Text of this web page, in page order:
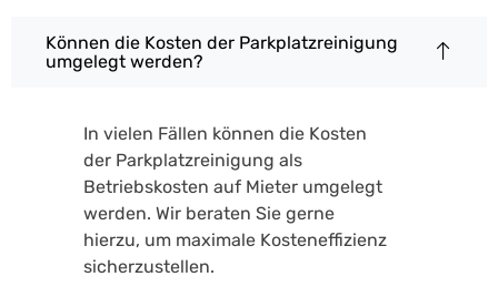
Können die Kosten der Parkplatzreinigung
umgelegt werden?
In vielen Fällen können die Kosten
der Parkplatzreinigung als
Betriebskosten auf Mieter umgelegt
werden. Wir beraten Sie gerne
hierzu, um maximale Kosteneffizienz
sicherzustellen.